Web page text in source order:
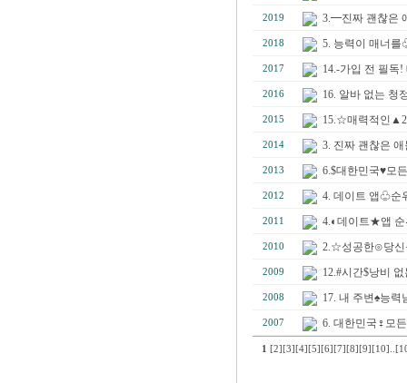
2019 3.━진짜 괜찮은
2018 5. 능력이 매너
2017 14.-가입 전 필독
2016 16. 알바 없는 청
2015 15.☆매력적인
2014 3. 진짜 괜찮은
2013 6.$대한민국♥모
2012 4. 데이트 앱♧순
2011 4.◐데이트★앱
2010 2.☆성공한⊙당신
2009 12.#시간$낭비
2008 17. 내 주변♠능
2007 6. 대한민국♀모
1 [2] [3] [4] [5] [6] [7] [8] [9] [10]